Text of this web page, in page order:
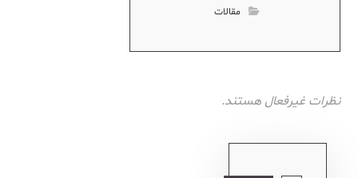
مقالات
نظرات غیرفعال هستند.